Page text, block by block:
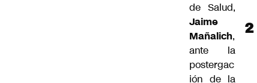
de Salud,
Jaime
Mañalich,
ante la
postergac
ión de la